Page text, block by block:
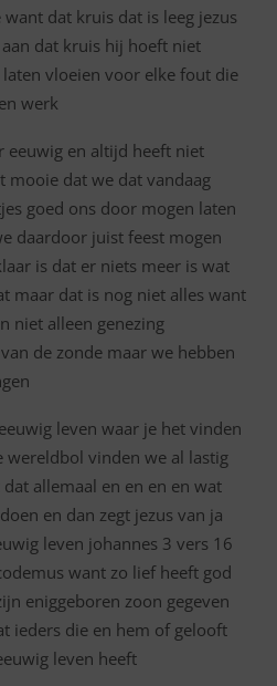
dat kruis dat is leeg jezus
dat kruis hij hoeft niet
vloeien voor elke fout die
werk
en altijd heeft niet
mooie dat we dat vandaag
goed ons door mogen laten
daardoor juist feest mogen
is dat er niets meer is wat
maar dat is nog niet alles want
niet alleen genezing
de zonde maar we hebben
leven waar je het vinden
wereldbol vinden we al lastig
allemaal en en en en wat
en dan zegt jezus van ja
leven johannes 3 vers 16
want zo lief heeft god
eniggeboren zoon gegeven
ieders die en hem of gelooft
leven heeft